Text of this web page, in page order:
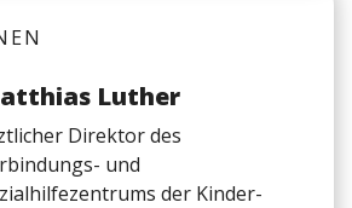
Luther
Direktor des
und
der Kinder-